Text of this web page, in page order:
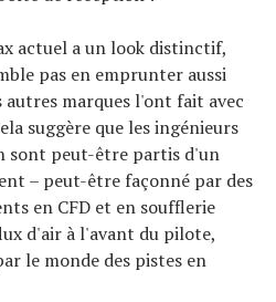
actuel a un look distinctif,
pas en emprunter aussi
marques l'ont fait avec
suggère que les ingénieurs
sont peut-être partis d'un
– ​​peut-être façonné par des
en CFD et en soufflerie
d'air à l'avant du pilote,
le monde des pistes en